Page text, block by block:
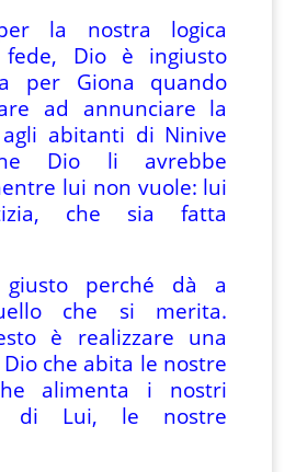
la nostra logica
Dio è ingiusto
per Giona quando
ad annunciare la
agli abitanti di Ninive
Dio li avrebbe
lui non vuole: lui
che sia fatta
perché dà a
che si merita.
è realizzare una
che abita le nostre
alimenta i nostri
di Lui, le nostre